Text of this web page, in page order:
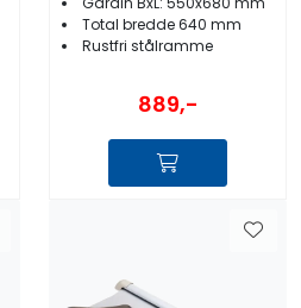
Total bredde 640 mm
Rustfri stålramme
889,-